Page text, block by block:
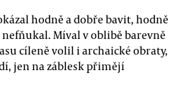
hodně a dobře bavit, hodně
Míval v oblibě barevně
cíleně volil i archaické obraty,
jen na záblesk přimějí